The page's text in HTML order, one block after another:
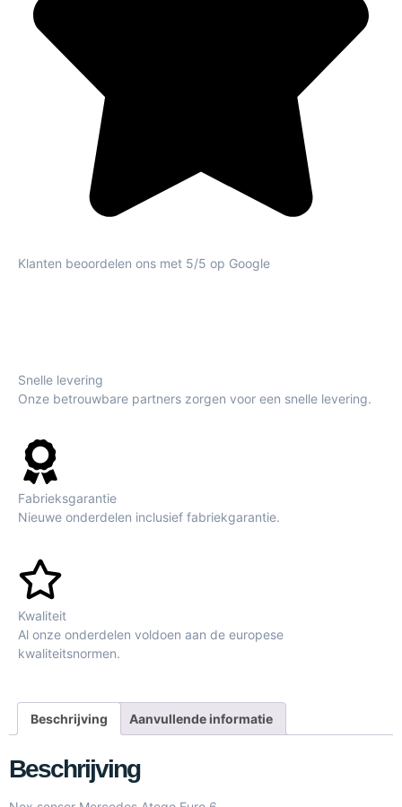
Klanten beoordelen ons met 5/5 op Google
Snelle levering
Onze betrouwbare partners zorgen voor een snelle levering.
Fabrieksgarantie
Nieuwe onderdelen inclusief fabriekgarantie.
Kwaliteit
Al onze onderdelen voldoen aan de europese
kwaliteitsnormen.
Beschrijving Aanvullende informatie
Beschrijving